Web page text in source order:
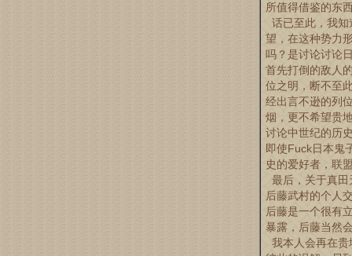
所值得借鉴的东
话已至此，我
望，在这种势力
吗？是讨论讨论
首先打倒的敌人
位之明，断不至
经出言不逊的列
烟，更不希望贵
讨论中世纪的历
即使Fuck日本鬼
史的爱好者，联
最后，关于真
后藤武村的个人
后藤是一个很有
暴露，后藤当然
我本人会再在